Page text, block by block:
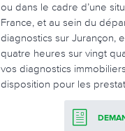
ou dans le cadre d’une
France, et au sein du
diagnostics sur Jurançon,
quatre heures sur vingt
vos diagnostics
disposition pour les